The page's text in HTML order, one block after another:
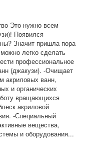
Это нужно всем
Появился
Значит пришла пора
легко сделать
профессиональное
(джакузи). -Очищает
акриловых ванн,
и органических
вращающихся
акриловой
-Специальный
вещества,
и оборудования...